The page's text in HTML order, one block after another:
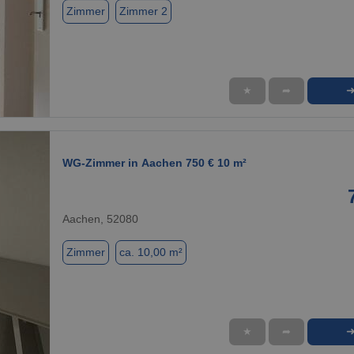
Zimmer Zimmer 2
★ ➦ ➜
1 / 1
WG-Zimmer in Aachen 750 € 10 m²
Aachen, 52080
Zimmer ca. 10,00 m²
★ ➦ ➜